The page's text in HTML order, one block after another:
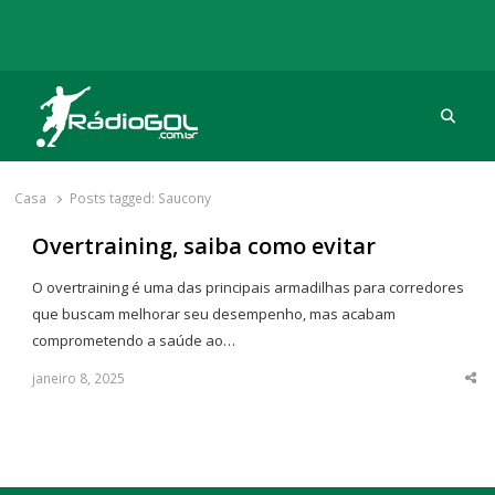
Rádio Gol
Há mais de 20 anos com as melhores coberturas
Casa Posts tagged: Saucony
Overtraining, saiba como evitar
O overtraining é uma das principais armadilhas para corredores
que buscam melhorar seu desempenho, mas acabam
comprometendo a saúde ao…
janeiro 8, 2025